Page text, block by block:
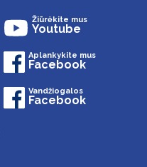
Žiūrėkite mus
Youtube
Aplankykite mus
Facebook
Vandžiogalos
Facebook